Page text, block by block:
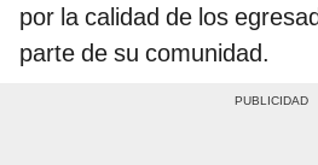
por la calidad de los
parte de su comunidad.